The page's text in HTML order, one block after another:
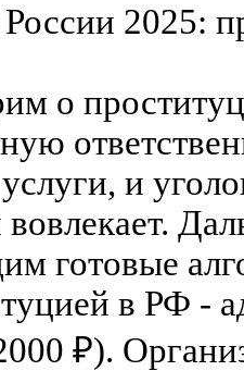
2025:
о
и
вовлекает.
готовые
в РФ -
₽).